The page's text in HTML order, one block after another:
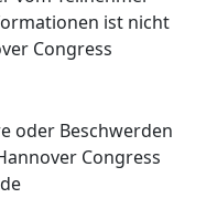
ist nicht
Congress
oder Beschwerden
Congress